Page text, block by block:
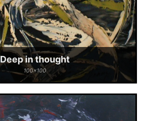
Deep in thought
100x100